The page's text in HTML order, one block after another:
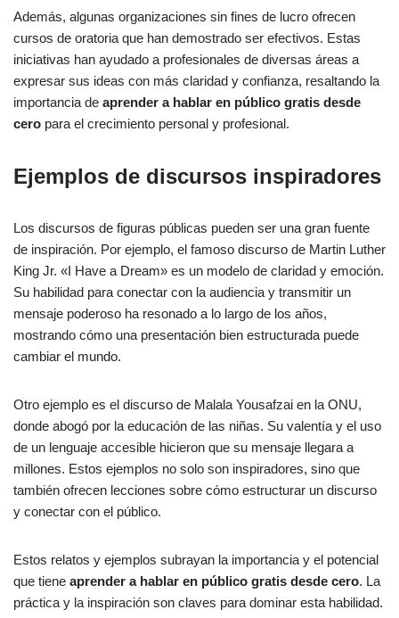
Además, algunas organizaciones sin fines de lucro ofrecen
cursos de oratoria que han demostrado ser efectivos. Estas
iniciativas han ayudado a profesionales de diversas áreas a
expresar sus ideas con más claridad y confianza, resaltando la
importancia de aprender a hablar en público gratis desde
cero para el crecimiento personal y profesional.
Ejemplos de discursos inspiradores
Los discursos de figuras públicas pueden ser una gran fuente
de inspiración. Por ejemplo, el famoso discurso de Martin Luther
King Jr. «I Have a Dream» es un modelo de claridad y emoción.
Su habilidad para conectar con la audiencia y transmitir un
mensaje poderoso ha resonado a lo largo de los años,
mostrando cómo una presentación bien estructurada puede
cambiar el mundo.
Otro ejemplo es el discurso de Malala Yousafzai en la ONU,
donde abogó por la educación de las niñas. Su valentía y el uso
de un lenguaje accesible hicieron que su mensaje llegara a
millones. Estos ejemplos no solo son inspiradores, sino que
también ofrecen lecciones sobre cómo estructurar un discurso
y conectar con el público.
Estos relatos y ejemplos subrayan la importancia y el potencial
que tiene aprender a hablar en público gratis desde cero. La
práctica y la inspiración son claves para dominar esta habilidad.